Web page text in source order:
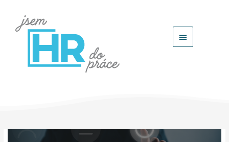
Hlavní